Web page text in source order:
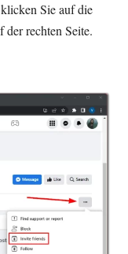
Sie auf die
der rechten Seite.